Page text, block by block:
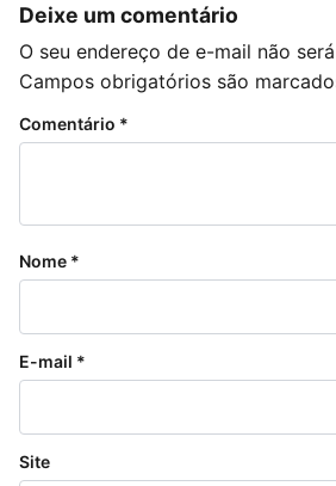
Deixe um comentário
O seu endereço de e-mail não
Campos obrigatórios são
Comentário *
Nome *
E-mail *
Site